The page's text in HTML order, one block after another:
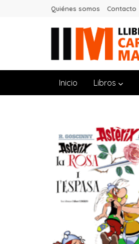
Quiénes somos Contacto
Inicio Libros